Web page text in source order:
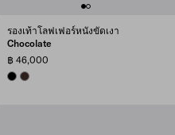
รองเท้าโลฟเฟอร์หนังขัดเงา
Chocolate
฿ 46,000
BLACKSIENNA